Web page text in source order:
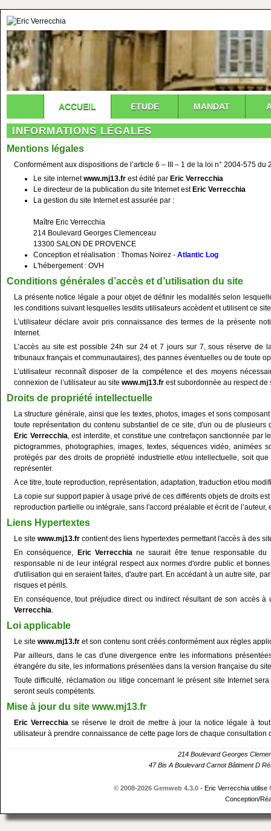
ACCUEIL ETUDE MANDAT
INFORMATIONS LÉGALES
Mentions légales
Conformément aux dispositions de l’article 6 – III – 1 de la loi n° 2004-575
Le site internetwww.mj13.fr est édité par Eric Verrecchia
Le directeur de la publication du site Internet est Eric Verrecchia
La gestion du site Internet est assurée par :
Maître Eric Verrecchia
214 Boulevard Georges Clemenceau
13300 SALON DE PROVENCE
Conception et réalisation : Thomas Noirez - Atlantic Log
L'hébergement : OVH
Conditions générales d’accès et d’utilisation du site
La présente notice légale a pour objet de définir les modalités selon
les conditions suivant lesquelles lesdits utilisateurs accèdent et utilisent ce
L’utilisateur déclare avoir pris connaissance des termes de la présente
Internet.
L’accès au site est possible 24h sur 24 et 7 jours sur 7, sous réserve
tribunaux français et communautaires), des pannes éventuelles ou de toute
L’utilisateur reconnaît disposer de la compétence et des moyens
connexion de l’utilisateur au site www.mj13.fr est subordonnée au respect
Droits de propriété intellectuelle
La structure générale, ainsi que les textes, photos, images et sons
toute représentation du contenu substantiel de ce site, d'un ou de
Eric Verrecchia, est interdite, et constitue une contrefaçon sanctionnée par
pictogrammes, photographies, images, textes, séquences vidéo,
protégés par des droits de propriété industrielle et/ou intellectuelle, soit que
représenter.
A ce titre, toute reproduction, représentation, adaptation, traduction et/ou
La copie sur support papier à usage privé de ces différents objets de droits
reproduction partielle ou intégrale, sans l'accord préalable et écrit de l’auteur,
Liens Hypertextes
Le site www.mj13.fr contient des liens hypertextes permettant l'accès à des
En conséquence,
Eric Verrecchiane saurait être tenue responsable du
responsable ni de leur intégral respect aux normes d'ordre public et
d'utilisation qui en seraient faites, d'autre part. En accédant à un autre site,
risques et périls.
En conséquence, tout préjudice direct ou indirect résultant de son accès
Verrecchia.
Loi applicable
Le site www.mj13.fr et son contenu sont créés conformément aux règles
Par ailleurs, dans le cas d'une divergence entre les informations
étrangére du site, les informations présentées dans la version française du
Toute difficulté, réclamation ou litige concernant le présent site Internet
seront seuls compétents.
Mise à jour du site www.mj13.fr
Eric Verrecchia se réserve le droit de mettre à jour la notice légale à
utilisateur à prendre connaissance de cette page lors de chaque consultation
214 Boulevard Georges
47 Bis A Boulevard Carnot Bâtiment D
© 2008-2026 Gemweb 4.3.0- Eric Verrecchia utilise
Conception/